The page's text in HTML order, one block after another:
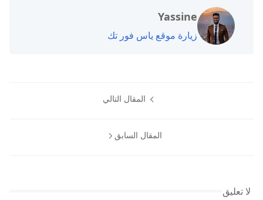
Yassine
زيارة موقع ياس فور تك
المقال التالي
المقال السابق
لا تعليق